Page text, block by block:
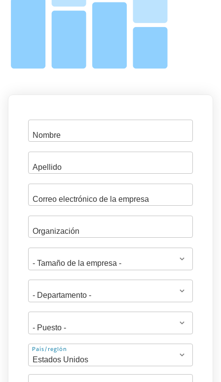
Dirección
País/región